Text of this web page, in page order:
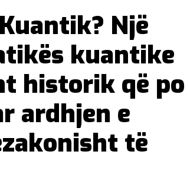
Një
kuantike
historik që po
ardhjen e
të